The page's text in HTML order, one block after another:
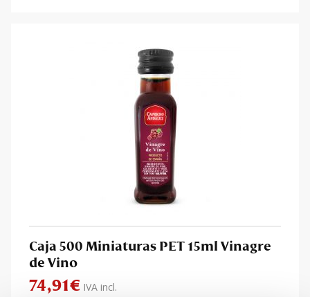
Caja 500 Miniaturas PET 15ml Vinagre
de Vino
74,91€ IVA incl.